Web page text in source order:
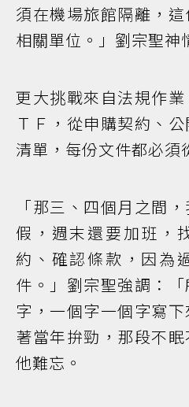
須在機場旅館隔離，
相關單位。」劉宗聖神
更大挑戰來自法規作
ＴＦ，從申購契約、
清單，每份文件都必須
「那三、四個月之間
假，週末還要加班，
約、確認條款，因為
件。」劉宗聖強調：
字，一個字一個字寫
著當年拚勁，那段不
他難忘。